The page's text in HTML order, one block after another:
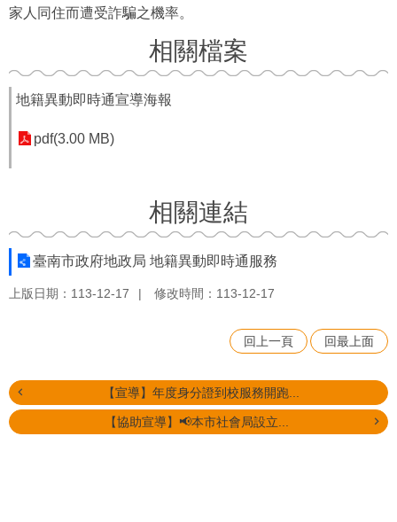
家人同住而遭受詐騙之機率。
相關檔案
地籍異動即時通宣導海報
pdf(3.00 MB)
相關連結
臺南市政府地政局 地籍異動即時通服務
上版日期：113-12-17 修改時間：113-12-17
回上一頁 回最上面
【宣導】年度身分證到校服務開跑...
【協助宣導】📢本市社會局設立...